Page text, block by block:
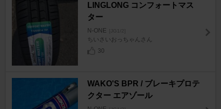
LINGLONG コンフォートマス
ター
N-ONE [JG1/2]
ちいさいおっちゃんさん
30
WAKO'S BPR / ブレーキプロテ
クター エアゾール